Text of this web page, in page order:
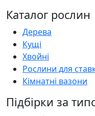
Каталог рослин
Дерева
Кущі
Хвойні
Рослини для
Кімнатні вазони
Підбірки за